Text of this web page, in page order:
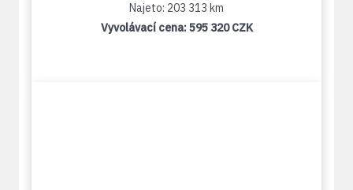
Najeto: 203 313 km
Vyvolávací cena:595 320 CZK